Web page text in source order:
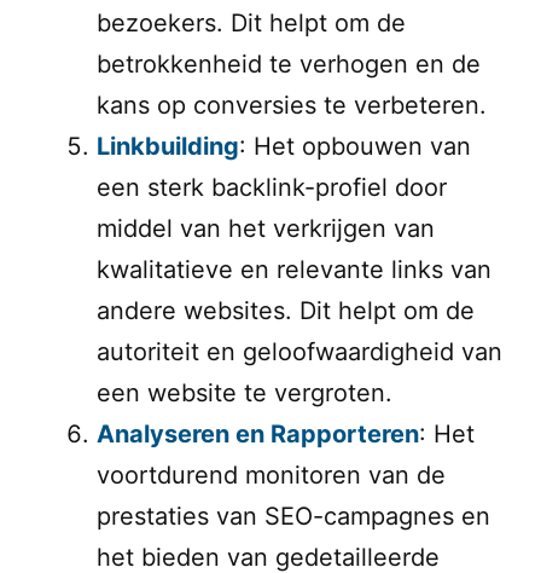
bezoekers. Dit helpt om de
betrokkenheid te verhogen en de
kans op conversies te verbeteren.
Linkbuilding: Het opbouwen van
een sterk backlink-profiel door
middel van het verkrijgen van
kwalitatieve en relevante links van
andere websites. Dit helpt om de
autoriteit en geloofwaardigheid van
een website te vergroten.
Analyseren en Rapporteren: Het
voortdurend monitoren van de
prestaties van SEO-campagnes en
het bieden van gedetailleerde